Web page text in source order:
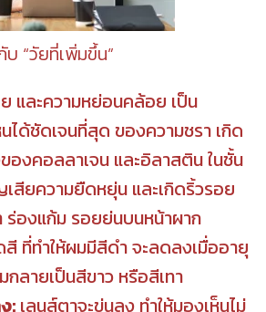
บ “วัยที่เพิ่มขึ้น”
และความหย่อนคล้อย เป็น
ด้ชัดเจนที่สุด ของความชรา เกิด
องคอลลาเจน และอิลาสติน ในชั้น
สียความยืดหยุ่น และเกิดริ้วรอย
ร่องแก้ม รอยย่นบนหน้าผาก
สี ที่ทำให้ผมมีสีดำ จะลดลงเมื่ออายุ
กลายเป็นสีขาว หรือสีเทา
: เลนส์ตาจะขุ่นลง ทำให้มองเห็นไม่